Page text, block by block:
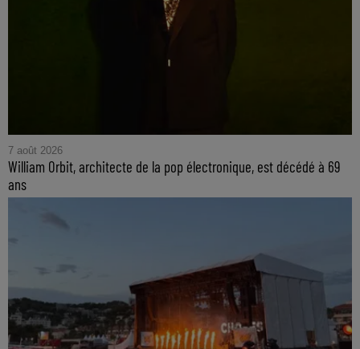
7 août 2026
William Orbit, architecte de la pop électronique, est décédé à 69
ans